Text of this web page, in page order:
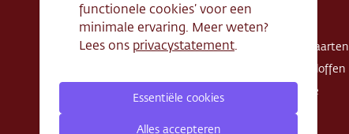
Algemene
voorwaarden
ondernemen
Cadeaubon
Zakelijke bestelling
Taarten
Exclusieve taarten
Schnitte - Sloffen
Koek - Cake
functionele cookies’ voor een
minimale ervaring. Meer weten?
Lees ons privacystatement.
Essentiële cookies
Alles accepteren